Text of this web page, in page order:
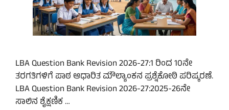
LBA Question Bank Revision 2026-27:1 ರಿಂದ 10ನೇ
ತರಗತಿಗಳಿಗೆ ಪಾಠ ಆಧಾರಿತ ಮೌಲ್ಯಾಂಕನ ಪ್ರಶ್ನೆಕೋಠಿ ಪರಿಷ್ಕರಣೆ.
LBA Question Bank Revision 2026-27:2025-26ನೇ
ಸಾಲಿನ ಶೈಕ್ಷಣಿಕ …